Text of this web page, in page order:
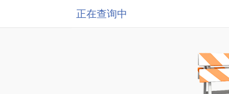
正在查询中